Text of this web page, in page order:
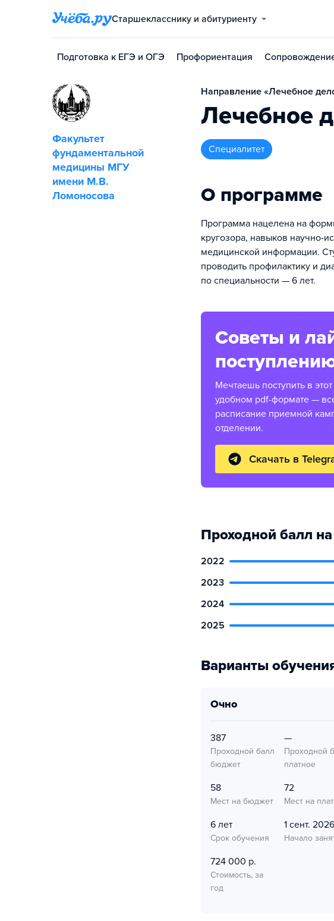
Старшекласснику и абитуриенту
Подготовка к ЕГЭ и ОГЭ Профориентация
Факультет
фундаментальной
медицины МГУ
имени М.В.
Ломоносова
Направление «Лечебное
Лечебное
специалитет
О программе
Программа нацелена на
кругозора, навыков научно-
медицинской информации.
проводить профилактику и
по специальности — 6 лет.
Советы и
Мечтаешь поступить в
удобном pdf-формате —
расписание приемной
отделении.
Скачать в
Проходной балл
2022
2023
2024
2025
Варианты
очно
387
Проходной балл
бюджет
—
Проходной
платное
58
Мест на бюджет
72
Мест на
6 лет
Срок обучения
1 сент. 2026
Начало
724 000 р.
Стоимость, за
год